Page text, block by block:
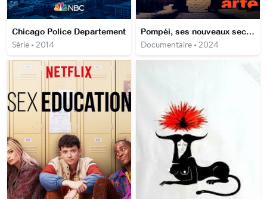
Chicago Police Departement
Série • 2014
Pompéi, ses nouveaux secrets
Documentaire • 2024